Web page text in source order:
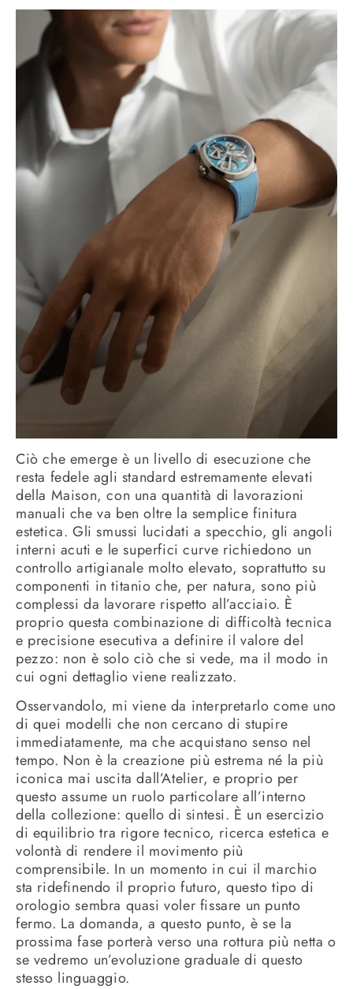
Ciò che emerge è un livello di esecuzione che
resta fedele agli standard estremamente elevati
della Maison, con una quantità di lavorazioni
manuali che va ben oltre la semplice finitura
estetica. Gli smussi lucidati a specchio, gli angoli
interni acuti e le superfici curve richiedono un
controllo artigianale molto elevato, soprattutto su
componenti in titanio che, per natura, sono più
complessi da lavorare rispetto all’acciaio. È
proprio questa combinazione di difficoltà tecnica
e precisione esecutiva a definire il valore del
pezzo: non è solo ciò che si vede, ma il modo in
cui ogni dettaglio viene realizzato.
Osservandolo, mi viene da interpretarlo come uno
di quei modelli che non cercano di stupire
immediatamente, ma che acquistano senso nel
tempo. Non è la creazione più estrema né la più
iconica mai uscita dall’Atelier, e proprio per
questo assume un ruolo particolare all’interno
della collezione: quello di sintesi. È un esercizio
di equilibrio tra rigore tecnico, ricerca estetica e
volontà di rendere il movimento più
comprensibile. In un momento in cui il marchio
sta ridefinendo il proprio futuro, questo tipo di
orologio sembra quasi voler fissare un punto
fermo. La domanda, a questo punto, è se la
prossima fase porterà verso una rottura più netta o
se vedremo un’evoluzione graduale di questo
stesso linguaggio.